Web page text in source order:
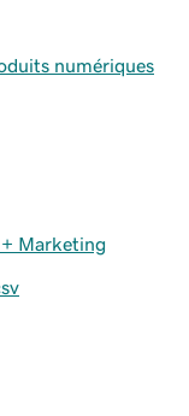
numériques
Marketing